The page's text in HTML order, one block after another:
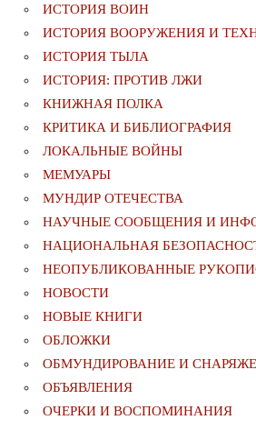
ИСТОРИЯ ВОИН
ИСТОРИЯ ВООРУЖЕНИЯ И
ИСТОРИЯ ТЫЛА
ИСТОРИЯ: ПРОТИВ ЛЖИ
КНИЖНАЯ ПОЛКА
КРИТИКА И БИБЛИОГРАФИЯ
ЛОКАЛЬНЫЕ ВОЙНЫ
МЕМУАРЫ
МУНДИР ОТЕЧЕСТВА
НАУЧНЫЕ СООБЩЕНИЯ И
НАЦИОНАЛЬНАЯ
НЕОПУБЛИКОВАННЫЕ
НОВОСТИ
НОВЫЕ КНИГИ
ОБЛОЖКИ
ОБМУНДИРОВАНИЕ И
ОБЪЯВЛЕНИЯ
ОЧЕРКИ И ВОСПОМИНАНИЯ